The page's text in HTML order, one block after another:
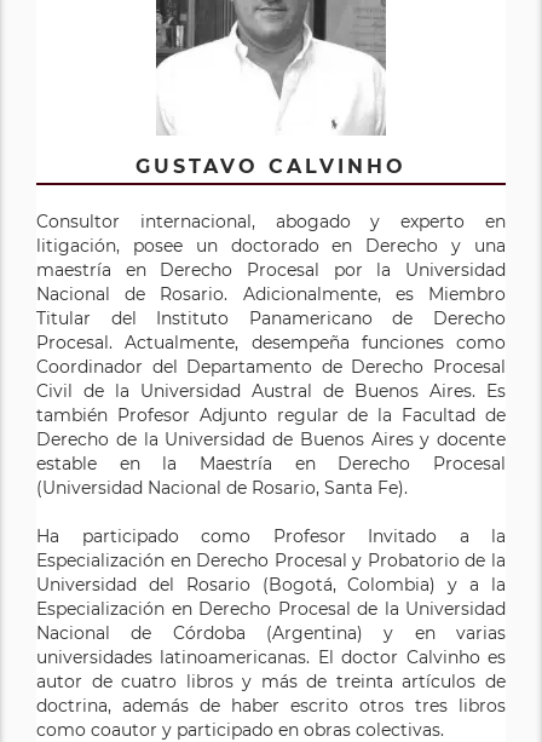
GUSTAVO CALVINHO
Consultor internacional, abogado y experto en
litigación, posee un doctorado en Derecho y una
maestría en Derecho Procesal por la Universidad
Nacional de Rosario. Adicionalmente, es Miembro
Titular del Instituto Panamericano de Derecho
Procesal. Actualmente, desempeña funciones como
Coordinador del Departamento de Derecho Procesal
Civil de la Universidad Austral de Buenos Aires. Es
también Profesor Adjunto regular de la Facultad de
Derecho de la Universidad de Buenos Aires y docente
estable en la Maestría en Derecho Procesal
(Universidad Nacional de Rosario, Santa Fe).
Ha participado como Profesor Invitado a la
Especialización en Derecho Procesal y Probatorio de la
Universidad del Rosario (Bogotá, Colombia) y a la
Especialización en Derecho Procesal de la Universidad
Nacional de Córdoba (Argentina) y en varias
universidades latinoamericanas. El doctor Calvinho es
autor de cuatro libros y más de treinta artículos de
doctrina, además de haber escrito otros tres libros
como coautor y participado en obras colectivas.